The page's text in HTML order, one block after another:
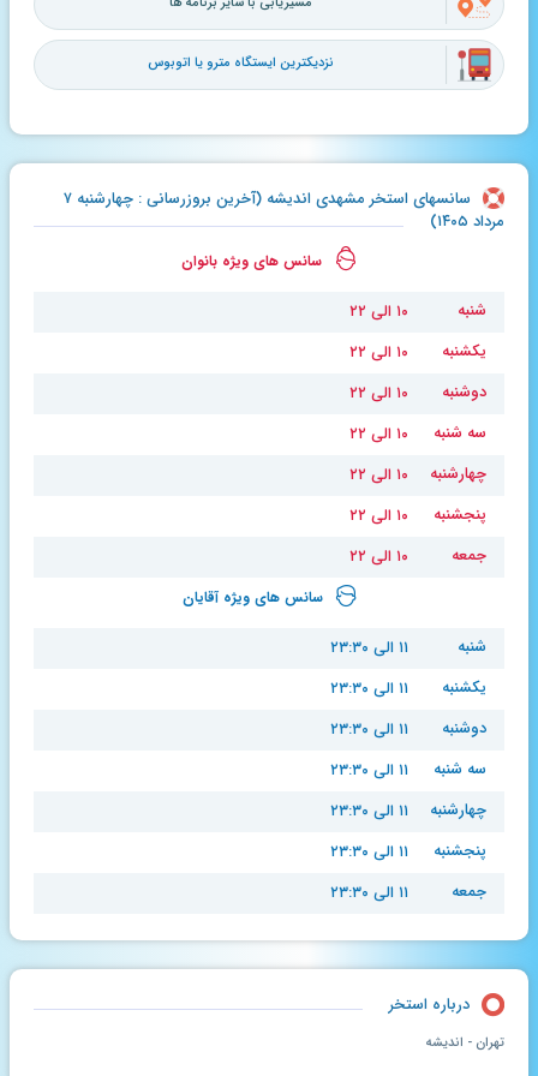
نزدیکترین ایستگاه مترو یا اتوبوس
سانسهای استخر مشهدی اندیشه (آخرین بروزرسانی : چهارشنبه ۷
مرداد ۱۴۰۵)
سانس های ویژه بانوان
شنبه
۱۰ الی ۲۲
یکشنبه
۱۰ الی ۲۲
دوشنبه
۱۰ الی ۲۲
سه شنبه
۱۰ الی ۲۲
چهارشنبه
۱۰ الی ۲۲
پنجشنبه
۱۰ الی ۲۲
جمعه
۱۰ الی ۲۲
سانس های ویژه آقایان
شنبه
۱۱ الی ۲۳:۳۰
یکشنبه
۱۱ الی ۲۳:۳۰
دوشنبه
۱۱ الی ۲۳:۳۰
سه شنبه
۱۱ الی ۲۳:۳۰
چهارشنبه
۱۱ الی ۲۳:۳۰
پنجشنبه
۱۱ الی ۲۳:۳۰
جمعه
۱۱ الی ۲۳:۳۰
درباره استخر
تهران - اندیشه